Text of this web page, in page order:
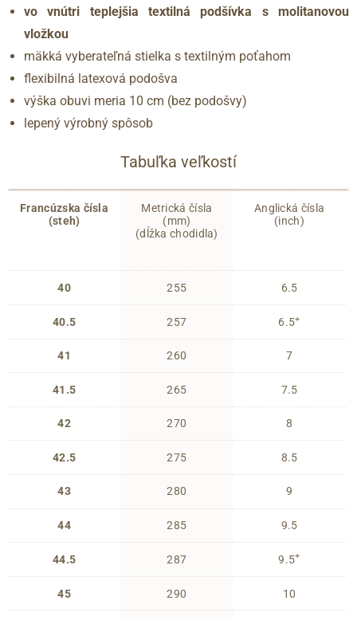
vo vnútri teplejšia textilná podšívka s molitanovou
vložkou
mäkká vyberateľná stielka s textilným poťahom
flexibilná latexová podošva
výška obuvi meria 10 cm (bez podošvy)
lepený výrobný spôsob
Tabuľka veľkostí
Francúzska čísla
(steh)
40
40.5
41
41.5
42
42.5
43
44
44.5
45
Metrická čísla
(mm)
(dĺžka chodidla)
255
257
260
265
270
275
280
285
287
290
Anglická čísla
(inch)
6.5
6.5+
7
7.5
8
8.5
9
9.5
9.5+
10